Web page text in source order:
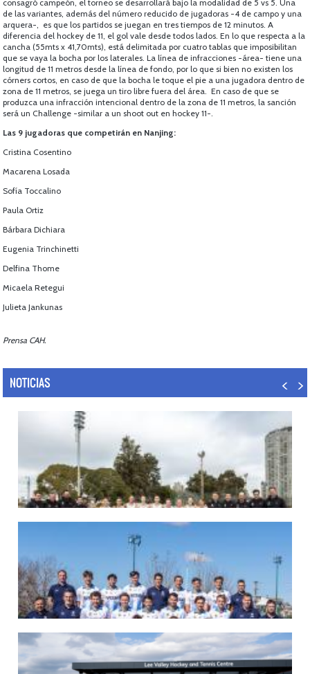
consagró campeón, el torneo se desarrollará bajo la modalidad de 5 vs 5. Una
de las variantes, además del número reducido de jugadoras -4 de campo y una
arquera-, es que los partidos se juegan en tres tiempos de 12 minutos. A
diferencia del hockey de 11, el gol vale desde todos lados. En lo que respecta a la
cancha (55mts x 41,70mts), está delimitada por cuatro tablas que imposibilitan
que se vaya la bocha por los laterales. La línea de infracciones -área- tiene una
longitud de 11 metros desde la línea de fondo, por lo que si bien no existen los
córners cortos, en caso de que la bocha le toque el pie a una jugadora dentro de
zona de 11 metros, se juega un tiro libre fuera del área. En caso de que se
produzca una infracción intencional dentro de la zona de 11 metros, la sanción
será un Challenge -similar a un shoot out en hockey 11-.
Las 9 jugadoras que competirán en Nanjing:
Cristina Cosentino
Macarena Losada
Sofía Toccalino
Paula Ortiz
Bárbara Dichiara
Eugenia Trinchinetti
Delfina Thome
Micaela Retegui
Julieta Jankunas
Prensa CAH.
NOTICIAS
07/08/2026
LAS LEONAS LISTAS PARA DISPUTAR EL MUNDIAL 2026
Del 15 al 30 de agosto, el seleccionado argentino femenino de hockey disputará
la Copa del Mundo en Países Bajos y Bélgica. El debut será ante Estados Unidos.
LEER MÁS